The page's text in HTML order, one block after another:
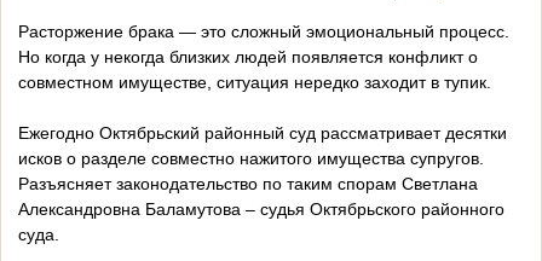
Расторжение брака — это сложный эмоциональный процесс.
Но когда у некогда близких людей появляется конфликт о
совместном имуществе, ситуация нередко заходит в тупик.
Ежегодно Октябрьский районный суд рассматривает десятки
исков о разделе совместно нажитого имущества супругов.
Разъясняет законодательство по таким спорам Светлана
Александровна Баламутова – судья Октябрьского районного
суда.